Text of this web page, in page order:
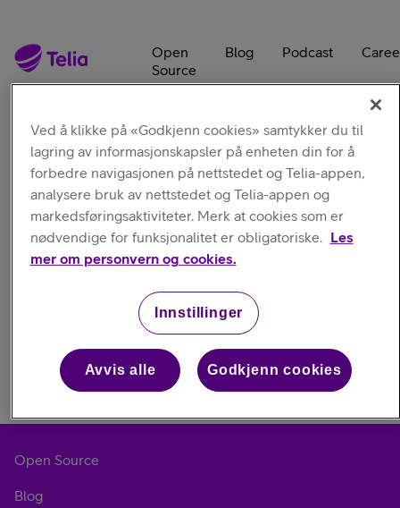
Open
Source
Blog Podcast
Blog
Engineering & UX Blog
Open Source
Blog
Ved å klikke på «Godkjenn cookies» samtykker du til
lagring av informasjonskapsler på enheten din for å
forbedre navigasjonen på nettstedet og Telia-appen,
analysere bruk av nettstedet og Telia-appen og
markedsføringsaktiviteter. Merk at cookies som er
nødvendige for funksjonalitet er obligatoriske. Les
mer om personvern og cookies.
Innstillinger
Avvis alle Godkjenn cookies